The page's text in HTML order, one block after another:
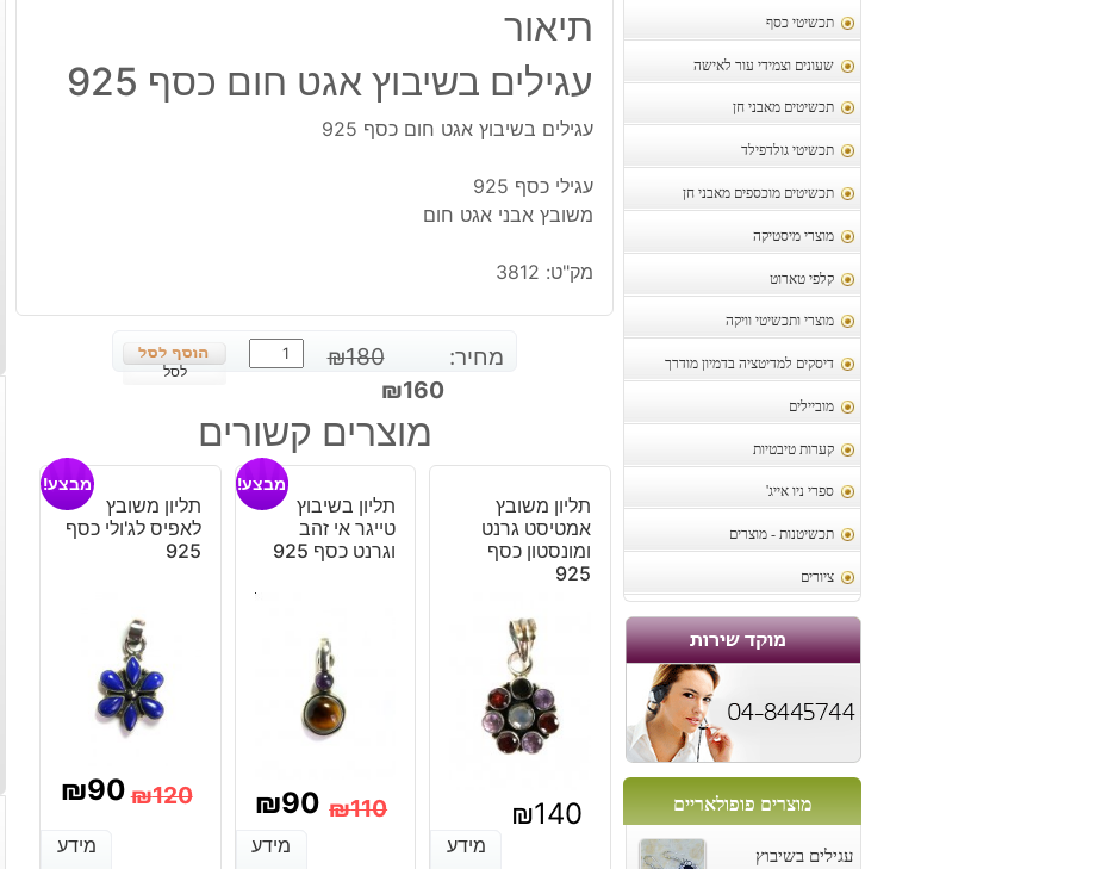
תכשיטי כסף
שעונים וצמידי עור לאישה
תכשיטים מאבני חן
תכשיטי גולדפילד
תכשיטים מוכספים מאבני חן
מוצרי מיסטיקה
קלפי טארוט
מוצרי ותכשיטי וויקה
דיסקים למדיטציה בדמיון מודרך
מוביילים
קערות טיבטיות
ספרי ניו אייג'
תכשיטנות - מוצרים
ציורים
מוצרים פופולאריים
עגילים בשיבוץ
תיאור
עגילים בשיבוץ אגט חום כסף 925
עגילים בשיבוץ אגט חום כסף 925
עגילי כסף 925
משובץ אבני אגט חום
מק"ט: 3812
מחיר: ₪180
המחיר
המקורי
היה:
₪160
המחיר
הנוכחי
הוא:
כמות
של
בשיבוץ
אגט
חום
כסף
925
לסל
מוצרים קשורים
תליון משובץ
אמטיסט גרנט
ומונסטון כסף
925
₪140
מידע
מידע
תליון בשיבוץ
טייגר אי זהב
וגרנט כסף 925
מבצע!
₪110
₪90
מידע
מידע
תליון משובץ
לאפיס לג'ולי כסף
925
מבצע!
₪120
₪90
מידע
מידע